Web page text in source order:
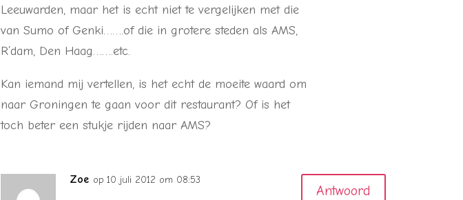
Leeuwarden, maar het is echt niet te vergelijken met die
van Sumo of Genki…….of die in grotere steden als AMS,
R’dam, Den Haag…….etc.
Kan iemand mij vertellen, is het echt de moeite waard om
naar Groningen te gaan voor dit restaurant? Of is het
toch beter een stukje rijden naar AMS?
Zoe op 10 juli 2012 om 08:53
Antwoord